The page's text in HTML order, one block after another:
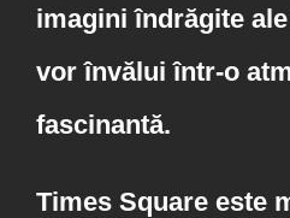
imagini îndrăgite
vor învălui într-o
fascinantă.
Times Square este